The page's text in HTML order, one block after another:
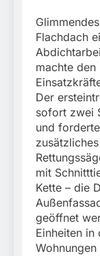
Flachdach
machte
Der
sofort zwei
und
mit
Kette – die
geöffnet
Einheiten in